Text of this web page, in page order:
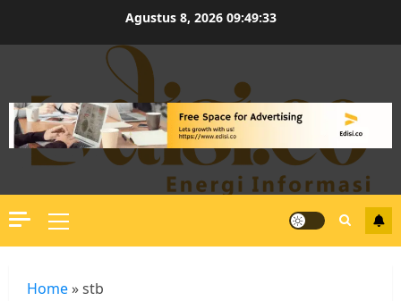
Agustus 8, 2026 09:49:34
Primary
Menu
Home »stb